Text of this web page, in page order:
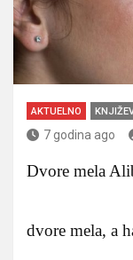
AKTUELNO
7 godina ago
Dvore mela
dvore mela, a